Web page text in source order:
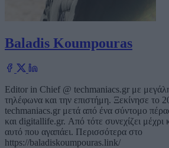
Baladis Koumpouras
Editor in Chief @ techmaniacs.gr με
τηλέφωνα και την επιστήμη. Ξεκίνησε το
techmaniacs.gr μετά από ένα σύντομο
και digitallife.gr. Από τότε συνεχίζει μέχρι
αυτό που αγαπάει. Περισσότερα στο
https://baladiskoumpouras.link/